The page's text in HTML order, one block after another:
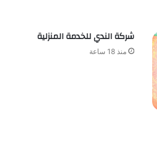
شركة الندي للخدمة المنزلية
منذ 18 ساعة